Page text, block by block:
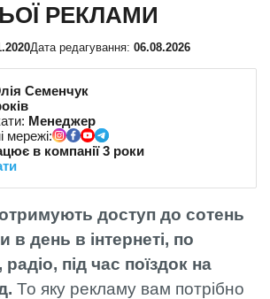
РЕКЛАМИ
Дата редагування: 06.08.2026
Семенчук
Менеджер
мережі:
в компанії 3 роки
доступ до сотень
в день в інтернеті, по
під час поїздок на
То яку рекламу вам потрібно